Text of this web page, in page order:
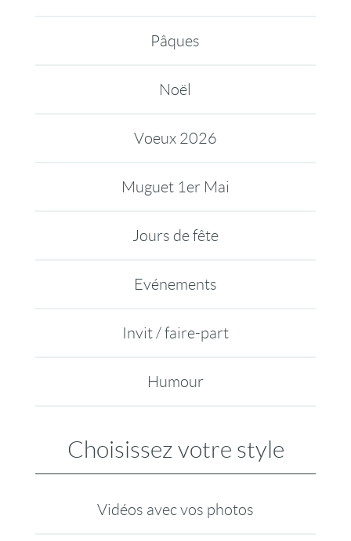
Pâques
Noël
Voeux 2026
Muguet 1er Mai
Jours de fête
Evénements
Invit / faire-part
Humour
Choisissez votre style
Vidéos avec vos photos